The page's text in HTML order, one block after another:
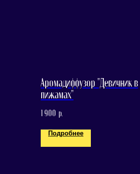
Аромадиффузор "Девичник в
пижамах"
1 900 р.
Подробнее